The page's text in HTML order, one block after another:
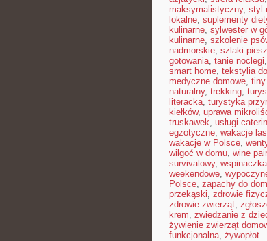
maksymalistyczny, styl
lokalne, suplementy
kulinarne, sylwester w
kulinarne, szkolenie
nadmorskie, szlaki
gotowania, tanie noclegi,
smart home, tekstylia
medyczne domowe, tiny
naturalny, trekking,
literacka, turystyka
kiełków, uprawa
truskawek, usługi
egzotyczne, wakacje
wakacje w Polsce,
wilgoć w domu, wine
survivalowy,
weekendowe,
Polsce, zapachy do
przekąski, zdrowie
zdrowie zwierząt,
krem, zwiedzanie z
żywienie zwierząt
funkcjonalna, żywopłot